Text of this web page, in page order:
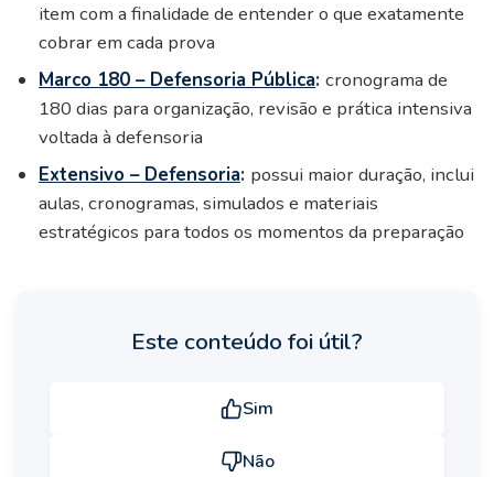
item com a finalidade de entender o que exatamente
cobrar em cada prova
Marco 180 – Defensoria Pública: cronograma de
180 dias para organização, revisão e prática intensiva
voltada à defensoria
Extensivo – Defensoria: possui maior duração, inclui
aulas, cronogramas, simulados e materiais
estratégicos para todos os momentos da preparação
Este conteúdo foi útil?
Sim
Não